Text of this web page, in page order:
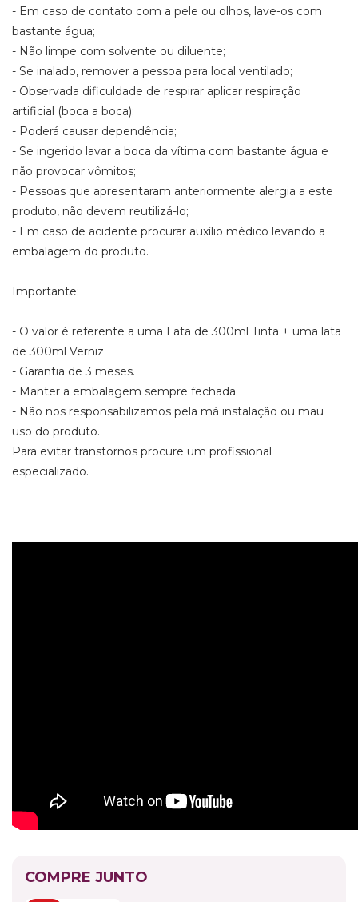
- Em caso de contato com a pele ou olhos, lave-os com
bastante água;
- Não limpe com solvente ou diluente;
- Se inalado, remover a pessoa para local ventilado;
- Observada dificuldade de respirar aplicar respiração
artificial (boca a boca);
- Poderá causar dependência;
- Se ingerido lavar a boca da vítima com bastante água e
não provocar vômitos;
- Pessoas que apresentaram anteriormente alergia a este
produto, não devem reutilizá-lo;
- Em caso de acidente procurar auxílio médico levando a
embalagem do produto.
Importante:
- O valor é referente a uma Lata de 300ml Tinta + uma lata
de 300ml Verniz
- Garantia de 3 meses.
- Manter a embalagem sempre fechada.
- Não nos responsabilizamos pela má instalação ou mau
uso do produto.
Para evitar transtornos procure um profissional
especializado.
COMPRE JUNTO